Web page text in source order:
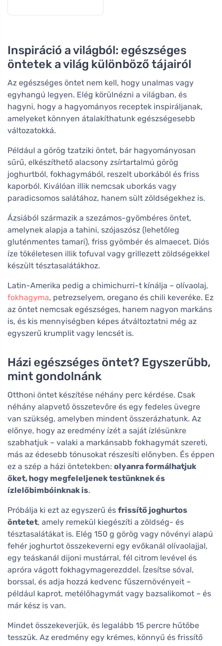
Inspiráció a világból: egészséges
öntetek a világ különböző tájairól
Az egészséges öntet nem kell, hogy unalmas vagy
egyhangú legyen. Elég körülnézni a világban, és
hagyni, hogy a hagyományos receptek inspiráljanak,
amelyeket könnyen átalakíthatunk egészségesebb
változatokká.
Például a görög tzatziki öntet, bár hagyományosan
sűrű, elkészíthető alacsony zsírtartalmú görög
joghurtból, fokhagymából, reszelt uborkából és friss
kaporból. Kiválóan illik nemcsak uborkás vagy
paradicsomos salátához, hanem sült zöldségekhez is.
Ázsiából származik a szezámos-gyömbéres öntet,
amelynek alapja a tahini, szójaszósz (lehetőleg
gluténmentes tamari), friss gyömbér és almaecet. Diós
íze tökéletesen illik tofuval vagy grillezett zöldségekkel
készült tésztasalátákhoz.
Latin-Amerika pedig a chimichurri-t kínálja – olívaolaj,
fokhagyma, petrezselyem, oregano és chili keveréke. Ez
az öntet nemcsak egészséges, hanem nagyon markáns
is, és kis mennyiségben képes átváltoztatni még az
egyszerű krumplit vagy lencsét is.
Házi egészséges öntet? Egyszerűbb,
mint gondolnánk
Otthoni öntet készítése néhány perc kérdése. Csak
néhány alapvető összetevőre és egy fedeles üvegre
van szükség, amelyben mindent összerázhatunk. Az
előnye, hogy az eredmény ízét a saját ízlésünkre
szabhatjuk – valaki a markánsabb fokhagymát szereti,
más az édesebb tónusokat részesíti előnyben. És éppen
ez a szép a házi öntetekben: olyanra formálhatjuk
őket, hogy megfeleljenek testünknek és
ízlelőbimbóinknak is.
Próbálja ki ezt az egyszerű és frissítő joghurtos
öntetet, amely remekül kiegészíti a zöldség- és
tésztasalátákat is. Elég 150 g görög vagy növényi alapú
fehér joghurtot összekeverni egy evőkanál olívaolajjal,
egy teáskanál dijoni mustárral, fél citrom levével és
apróra vágott fokhagymagerezddel. Ízesítse sóval,
borssal, és adja hozzá kedvenc fűszernövényeit –
például kaprot, metélőhagymát vagy bazsalikomot – és
már kész is van.
Mindet összekeverjük, és legalább 15 percre hűtőbe
tesszük. Az eredmény egy krémes, könnyű és frissítő